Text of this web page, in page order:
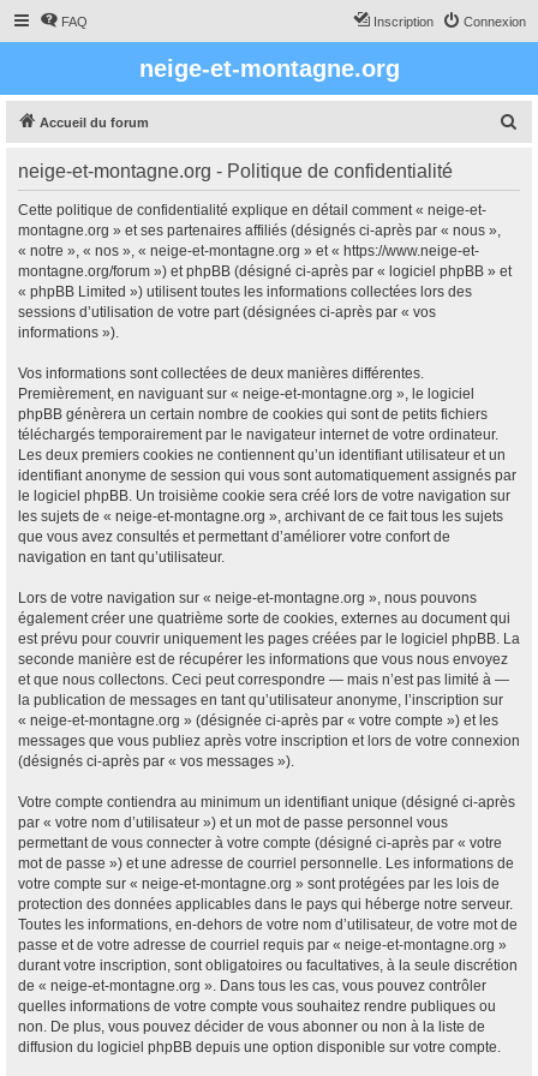
FAQ Connexion
Inscription
neige-et-montagne.org
Accueil du forum
neige-et-montagne.org - Politique de confidentialité
Cette politique de confidentialité explique en détail comment « neige-et-
montagne.org » et ses partenaires affiliés (désignés ci-après par « nous »,
« notre », « nos », « neige-et-montagne.org » et « https://www.neige-et-
montagne.org/forum ») et phpBB (désigné ci-après par « logiciel phpBB » et
« phpBB Limited ») utilisent toutes les informations collectées lors des
sessions d’utilisation de votre part (désignées ci-après par « vos
informations »).
Vos informations sont collectées de deux manières différentes.
Premièrement, en naviguant sur « neige-et-montagne.org », le logiciel
phpBB génèrera un certain nombre de cookies qui sont de petits fichiers
téléchargés temporairement par le navigateur internet de votre ordinateur.
Les deux premiers cookies ne contiennent qu’un identifiant utilisateur et un
identifiant anonyme de session qui vous sont automatiquement assignés par
le logiciel phpBB. Un troisième cookie sera créé lors de votre navigation sur
les sujets de « neige-et-montagne.org », archivant de ce fait tous les sujets
que vous avez consultés et permettant d’améliorer votre confort de
navigation en tant qu’utilisateur.
Lors de votre navigation sur « neige-et-montagne.org », nous pouvons
également créer une quatrième sorte de cookies, externes au document qui
est prévu pour couvrir uniquement les pages créées par le logiciel phpBB. La
seconde manière est de récupérer les informations que vous nous envoyez
et que nous collectons. Ceci peut correspondre — mais n’est pas limité à —
la publication de messages en tant qu’utilisateur anonyme, l’inscription sur
« neige-et-montagne.org » (désignée ci-après par « votre compte ») et les
messages que vous publiez après votre inscription et lors de votre connexion
(désignés ci-après par « vos messages »).
Votre compte contiendra au minimum un identifiant unique (désigné ci-après
par « votre nom d’utilisateur ») et un mot de passe personnel vous
permettant de vous connecter à votre compte (désigné ci-après par « votre
mot de passe ») et une adresse de courriel personnelle. Les informations de
votre compte sur « neige-et-montagne.org » sont protégées par les lois de
protection des données applicables dans le pays qui héberge notre serveur.
Toutes les informations, en-dehors de votre nom d’utilisateur, de votre mot de
passe et de votre adresse de courriel requis par « neige-et-montagne.org »
durant votre inscription, sont obligatoires ou facultatives, à la seule discrétion
de « neige-et-montagne.org ». Dans tous les cas, vous pouvez contrôler
quelles informations de votre compte vous souhaitez rendre publiques ou
non. De plus, vous pouvez décider de vous abonner ou non à la liste de
diffusion du logiciel phpBB depuis une option disponible sur votre compte.